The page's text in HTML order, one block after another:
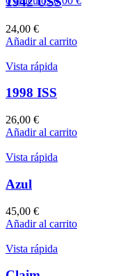
24,00 €
Añadir al carrito
Vista rápida
1998 ISS
26,00 €
Añadir al carrito
Vista rápida
Azul
45,00 €
Añadir al carrito
Vista rápida